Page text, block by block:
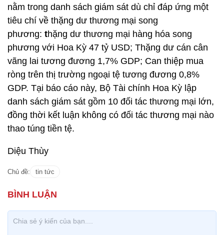
nằm trong danh sách giám sát dù chỉ đáp ứng một
tiêu chí về thặng dư thương mại song
phương: thặng dư thương mại hàng hóa song
phương với Hoa Kỳ 47 tỷ USD; Thặng dư cán cân
vãng lai tương đương 1,7% GDP; Can thiệp mua
ròng trên thị trường ngoại tệ tương đương 0,8%
GDP. Tại báo cáo này, Bộ Tài chính Hoa Kỳ lập
danh sách giám sát gồm 10 đối tác thương mại lớn,
đồng thời kết luận không có đối tác thương mại nào
thao túng tiền tệ.
Diệu Thùy
Chủ đề: tin tức